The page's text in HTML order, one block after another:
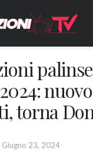
torna
Giugno 23, 2024